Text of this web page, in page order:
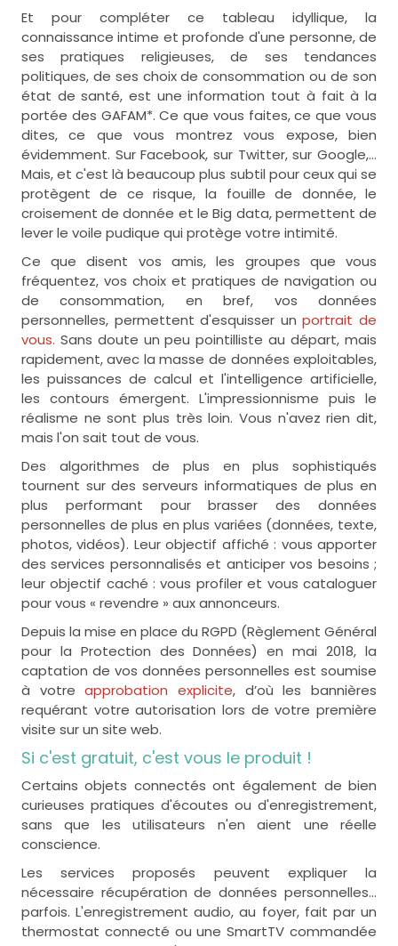
Et pour compléter ce tableau idyllique, la
connaissance intime et profonde d'une personne, de
ses pratiques religieuses, de ses tendances
politiques, de ses choix de consommation ou de son
état de santé, est une information tout à fait à la
portée des GAFAM*. Ce que vous faites, ce que vous
dites, ce que vous montrez vous expose, bien
évidemment. Sur Facebook, sur Twitter, sur Google,...
Mais, et c'est là beaucoup plus subtil pour ceux qui se
protègent de ce risque, la fouille de donnée, le
croisement de donnée et le Big data, permettent de
lever le voile pudique qui protège votre intimité.
Ce que disent vos amis, les groupes que vous
fréquentez, vos choix et pratiques de navigation ou
de consommation, en bref, vos données
personnelles, permettent d'esquisser unportrait de
vous. Sans doute un peu pointilliste au départ, mais
rapidement, avec la masse de données exploitables,
les puissances de calcul et l'intelligence artificielle,
les contours émergent. L'impressionnisme puis le
réalisme ne sont plus très loin. Vous n'avez rien dit,
mais l'on sait tout de vous.
Des algorithmes de plus en plus sophistiqués
tournent sur des serveurs informatiques de plus en
plus performant pour brasser des données
personnelles de plus en plus variées (données, texte,
photos, vidéos). Leur objectif affiché : vous apporter
des services personnalisés et anticiper vos besoins ;
leur objectif caché : vous profiler et vous cataloguer
pour vous « revendre » aux annonceurs.
Depuis la mise en place du RGPD (Règlement Général
pour la Protection des Données) en mai 2018, la
captation de vos données personnelles est soumise
à votreapprobation explicite, d’où les bannières
requérant votre autorisation lors de votre première
visite sur un site web.
Si c'est gratuit, c'est vous le produit !
Certains objets connectés ont également de bien
curieuses pratiques d'écoutes ou d'enregistrement,
sans que les utilisateurs n'en aient une réelle
conscience.
Les services proposés peuvent expliquer la
nécessaire récupération de données personnelles...
parfois. L'enregistrement audio, au foyer, fait par un
thermostat connecté ou une SmartTV commandée